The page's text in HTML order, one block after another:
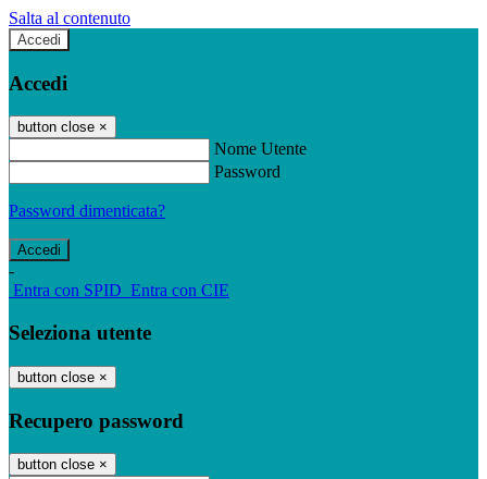
Salta al contenuto
Accedi
Accedi
button close ×
Nome Utente
Password
Password dimenticata?
-
Entra con SPID Entra con CIE
Seleziona utente
button close ×
Recupero password
button close ×